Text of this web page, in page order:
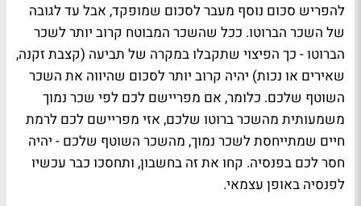
להפריש סכום נוסף מעבר לסכום שמופקד, אבל עד לגובה
של השכר הברוטו. ככל שהשכר המבוטח קרוב יותר לשכר
הברוטו - כך הפיצוי שתקבלו במקרה של תביעה (קצבת זקנה,
שאירים או נכות) יהיה קרוב יותר לסכום שהיווה את השכר
השוטף שלכם. כלומר, אם מפריישם לכם לפי שכר נמוך
משמעותית מהשכר ברוטו שלכם, אזי מפריישם לכם לרמת
חיים שמתייחסת לשכר נמוך, מהשכר השוטף שלכם - יהיה
חסר לכם בפנסיה. קחו את זה בחשבון, ותחסכו כבר עכשיו
לפנסיה באופן עצמאי.